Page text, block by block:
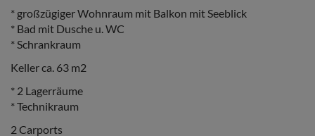
* großzügiger Wohnraum mit Balkon mit Seeblick
* Bad mit Dusche u. WC
* Schrankraum
Keller ca. 63 m2
* 2 Lagerräume
* Technikraum
2 Carports